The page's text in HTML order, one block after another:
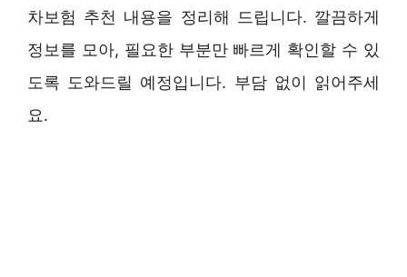
차보험 추천 내용을 정리해 드립니다. 깔끔하게
정보를 모아, 필요한 부분만 빠르게 확인할 수 있
도록 도와드릴 예정입니다. 부담 없이 읽어주세
요.